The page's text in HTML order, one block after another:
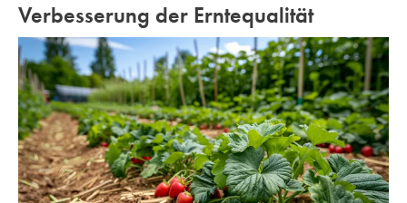
Verbesserung der Erntequalität